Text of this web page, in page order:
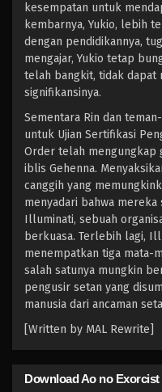
kesempatan untuk
kembarnya, Yukio, lebih
dengan pendidikannya,
mengajar, Yukio tetap
telah bangkit, tidak dapat
signifikansinya.
Sementara Rin dan
untuk Ujian Sertifikasi
Order telah mengungkap
iblis Gehenna.
canggih yang
menyadari bahwa
Illuminati, sebuah
berkuasa. Terlebih lagi,
menempatkan tiga mata-
salah satunya mungkin
pengusir setan yang
manusia dari ancaman
[Written by MAL Rewrite]
Download Ao no